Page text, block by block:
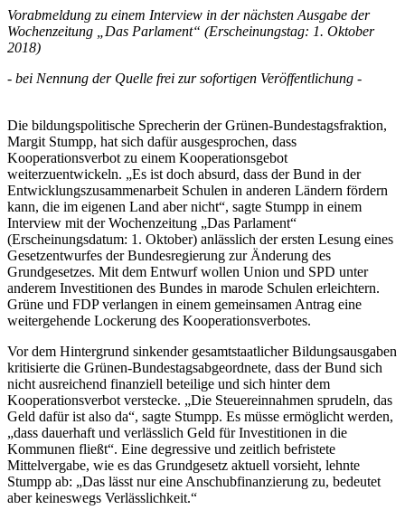
Vorabmeldung zu einem Interview in der nächsten Ausgabe der
Wochenzeitung „Das Parlament“ (Erscheinungstag: 1. Oktober
2018)
- bei Nennung der Quelle frei zur sofortigen Veröffentlichung -
Die bildungspolitische Sprecherin der Grünen-Bundestagsfraktion,
Margit Stumpp, hat sich dafür ausgesprochen, dass
Kooperationsverbot zu einem Kooperationsgebot
weiterzuentwickeln. „Es ist doch absurd, dass der Bund in der
Entwicklungszusammenarbeit Schulen in anderen Ländern fördern
kann, die im eigenen Land aber nicht“, sagte Stumpp in einem
Interview mit der Wochenzeitung „Das Parlament“
(Erscheinungsdatum: 1. Oktober) anlässlich der ersten Lesung eines
Gesetzentwurfes der Bundesregierung zur Änderung des
Grundgesetzes. Mit dem Entwurf wollen Union und SPD unter
anderem Investitionen des Bundes in marode Schulen erleichtern.
Grüne und FDP verlangen in einem gemeinsamen Antrag eine
weitergehende Lockerung des Kooperationsverbotes.
Vor dem Hintergrund sinkender gesamtstaatlicher Bildungsausgaben
kritisierte die Grünen-Bundestagsabgeordnete, dass der Bund sich
nicht ausreichend finanziell beteilige und sich hinter dem
Kooperationsverbot verstecke. „Die Steuereinnahmen sprudeln, das
Geld dafür ist also da“, sagte Stumpp. Es müsse ermöglicht werden,
„dass dauerhaft und verlässlich Geld für Investitionen in die
Kommunen fließt“. Eine degressive und zeitlich befristete
Mittelvergabe, wie es das Grundgesetz aktuell vorsieht, lehnte
Stumpp ab: „Das lässt nur eine Anschubfinanzierung zu, bedeutet
aber keineswegs Verlässlichkeit.“